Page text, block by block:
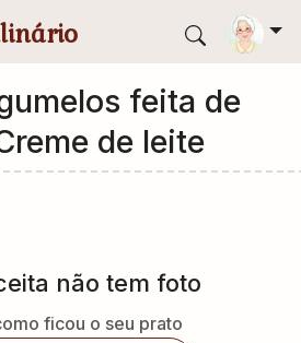
feita de
de leite
não tem foto
ficou o seu prato